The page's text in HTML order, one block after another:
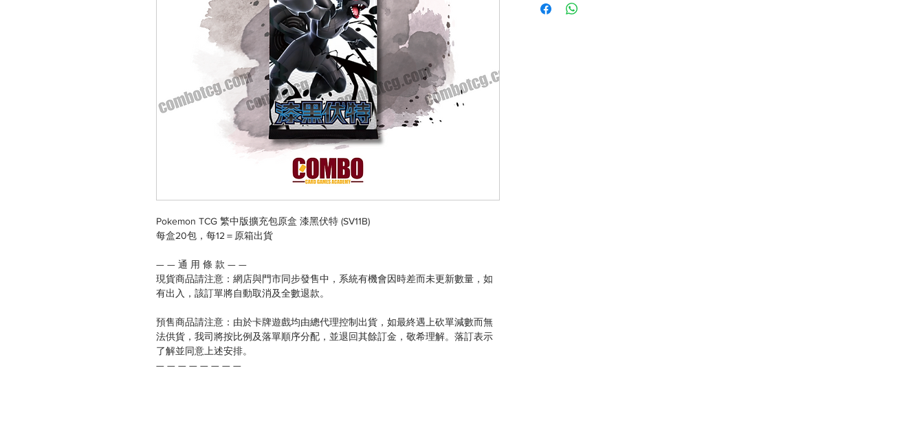
Pokemon TCG 繁中版擴充包原盒 漆黑伏特 (SV11B)
每盒20包，每12＝原箱出貨
— — 通 用 條 款 — —
現貨商品請注意：網店與門市同步發售中，系統有機會因時差而未更新數量，如
有出入，該訂單將自動取消及全數退款。
預售商品請注意：由於卡牌遊戲均由總代理控制出貨，如最終遇上砍單減數而無
法供貨，我司將按比例及落單順序分配，並退回其餘訂金，敬希理解。落訂表示
了解並同意上述安排。
— — — — — — — —